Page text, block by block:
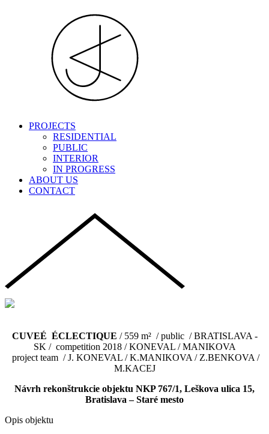
PROJECTS
RESIDENTIAL
PUBLIC
INTERIOR
IN PROGRESS
ABOUT US
CONTACT
CUVEÉ ÉCLECTIQUE / 559 m² / public / BRATISLAVA -
SK / competition 2018 / KONEVAL / MANIKOVA
project team / J. KONEVAL / K.MANIKOVA / Z.BENKOVA /
M.KACEJ
Návrh rekonštrukcie objektu NKP 767/1, Leškova ulica 15,
Bratislava – Staré mesto
Opis objektu